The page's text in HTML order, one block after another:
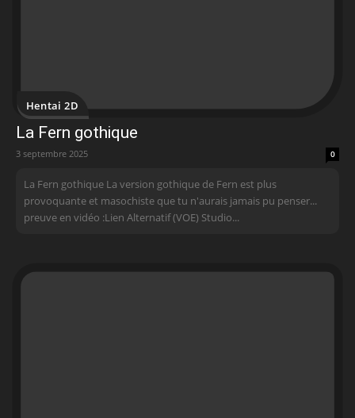
Hentai 2D
La Fern gothique
3 septembre 2025 0
La Fern gothique La version gothique de Fern est plus
provoquante et masochiste que tu n'aurais jamais pu penser...
preuve en vidéo :Lien Alternatif (VOE) Studio...